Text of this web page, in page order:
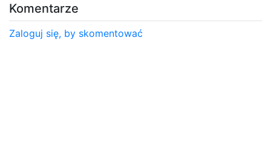
Komentarze
Zaloguj się, by skomentować